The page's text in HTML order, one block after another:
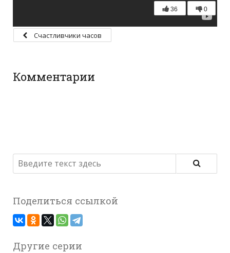
36 0
Счастливчики часов
Комментарии
Поделиться ссылкой
Другие серии